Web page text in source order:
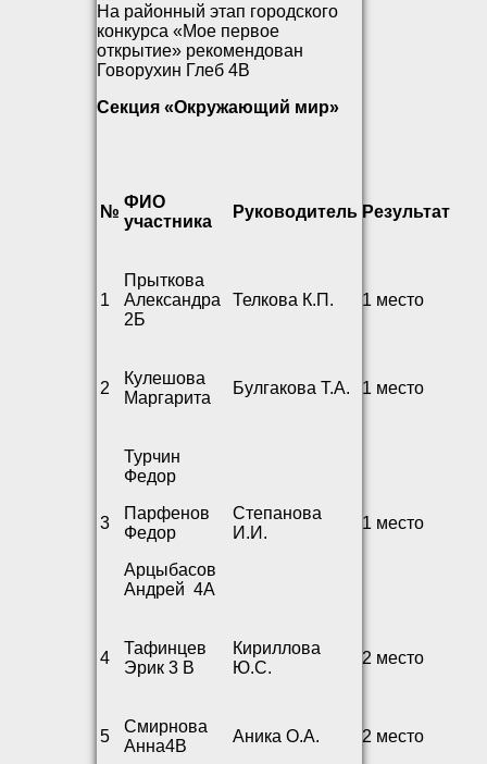
На районный этап городского
конкурса «Мое первое
открытие» рекомендован
Говорухин Глеб 4В
Секция «Окружающий мир»
№
ФИО
участника
Руководитель Результат
1
Прыткова
Александра
2Б
Телкова К.П. 1 место
2
Кулешова
Маргарита
Булгакова Т.А. 1 место
3
Турчин
Федор
Парфенов
Федор
Арцыбасов
Андрей 4А
Степанова
И.И.
1 место
4
Тафинцев
Эрик 3 В
Кириллова
Ю.С.
2 место
5
Смирнова
Анна4В
Аника О.А. 2 место